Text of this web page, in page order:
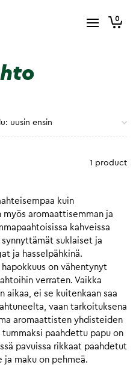
0
1 product
kuin
myös aromaattisemman ja
kahveissa
suklaiset ja
ja hasselpähkinä.
hapokkuus on vähentynyt
verraten. Vaikka
aikaa, ei se kuitenkaan saa
vaan tarkoituksena
aromaattisten yhdisteiden
paahdettu papu on
pavuissa rikkaat paahdetut
maku on pehmeä.